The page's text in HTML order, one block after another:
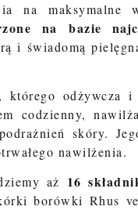
na maksymalne
na bazie
i świadomą
odżywcza i
codzienny,
skóry.
nawilżenia.
aż 16
borówki Rhus